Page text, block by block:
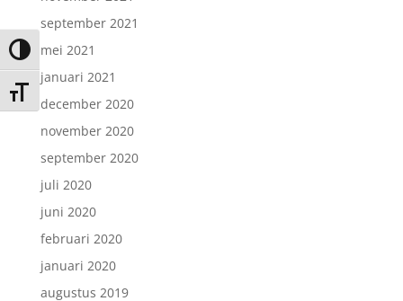
Keuze voor hoog contrast
Kies grootte van het lettertype
september 2021
mei 2021
januari 2021
december 2020
november 2020
september 2020
juli 2020
juni 2020
februari 2020
januari 2020
augustus 2019